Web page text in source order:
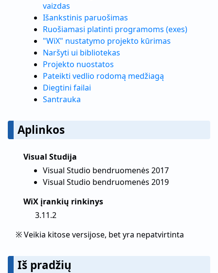
vaizdas
Išankstinis paruošimas
Ruošiamasi platinti programoms (exes)
"WiX" nustatymo projekto kūrimas
Naršyti ui bibliotekas
Projekto nuostatos
Pateikti vedlio rodomą medžiagą
Diegtini failai
Santrauka
Aplinkos
Visual Studija
Visual Studio bendruomenės 2017
Visual Studio bendruomenės 2019
WiX įrankių rinkinys
3.11.2
※ Veikia kitose versijose, bet yra nepatvirtinta
Iš pradžių